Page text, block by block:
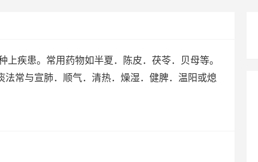
疾患。常用药物如半夏．陈皮．茯苓．贝母等。
常与宣肺．顺气．清热．燥湿．健脾．温阳或熄